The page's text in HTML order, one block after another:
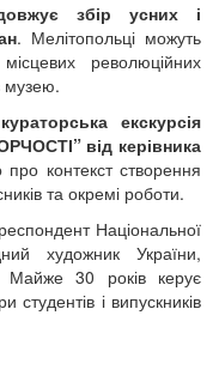
збір усних і
​. Мелітопольці можуть
революційних
музею.
екскурсія
від керівника
контекст створення
та окремі роботи.
Національної
художник України,
Майже 30 років керує
і випускників